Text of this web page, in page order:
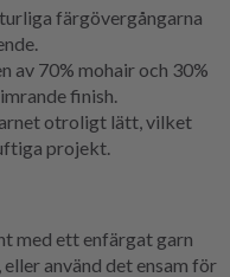
färgövergångarna
av 70% mohair och 30%
finish.
otroligt lätt, vilket
projekt.
med ett enfärgat garn
använd det ensam för